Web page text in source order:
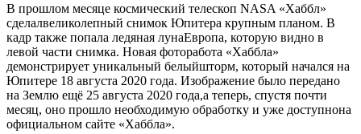
В прошлом месяце космический телескоп NASA «Хаббл»
сделалвеликолепный снимок Юпитера крупным планом. В
кадр также попала ледяная лунаЕвропа, которую видно в
левой части снимка. Новая фоторабота «Хаббла»
демонстрирует уникальный белыйшторм, который начался на
Юпитере 18 августа 2020 года. Изображение было передано
на Землю ещё 25 августа 2020 года,а теперь, спустя почти
месяц, оно прошло необходимую обработку и уже доступнона
официальном сайте «Хаббла».